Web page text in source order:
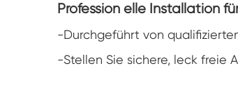
Profession elle Installation
-Durchgeführt von
-Stellen Sie sichere, leck freie